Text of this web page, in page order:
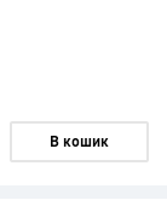
В кошик